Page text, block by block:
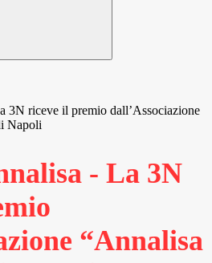
3N riceve il premio dall’Associazione
Napoli
- La 3N
“Annalisa